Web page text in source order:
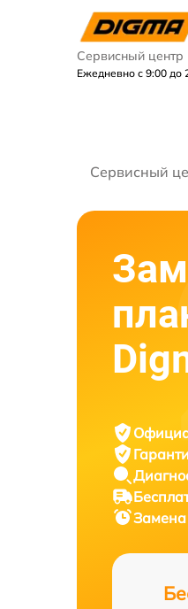
Сервисный центр
Ежедневно с 9:00 до
Сервисный
Замена